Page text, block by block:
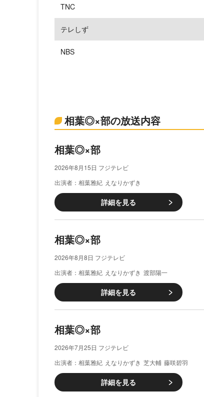
TNC
テレしず
NBS
相葉◎×部の放送内容
相葉◎×部
2026年8月15日 フジテレビ
相葉雅紀 えなりかずき
詳細を見る
相葉◎×部
2026年8月8日 フジテレビ
相葉雅紀 えなりかずき 渡部陽一
詳細を見る
相葉◎×部
2026年7月25日 フジテレビ
相葉雅紀 えなりかずき 芝大輔 藤咲碧羽
詳細を見る